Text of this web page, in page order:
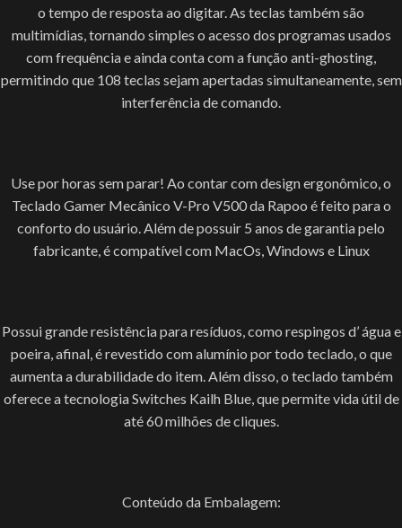
o tempo de resposta ao digitar. As teclas também são
multimídias, tornando simples o acesso dos programas usados
com frequência e ainda conta com a função anti-ghosting,
permitindo que 108 teclas sejam apertadas simultaneamente, sem
interferência de comando.
Use por horas sem parar! Ao contar com design ergonômico, o
Teclado Gamer Mecânico V-Pro V500 da Rapoo é feito para o
conforto do usuário. Além de possuir 5 anos de garantia pelo
fabricante, é compatível com MacOs, Windows e Linux
Possui grande resistência para resíduos, como respingos d’ água e
poeira, afinal, é revestido com alumínio por todo teclado, o que
aumenta a durabilidade do item. Além disso, o teclado também
oferece a tecnologia Switches Kailh Blue, que permite vida útil de
até 60 milhões de cliques.
Conteúdo da Embalagem: